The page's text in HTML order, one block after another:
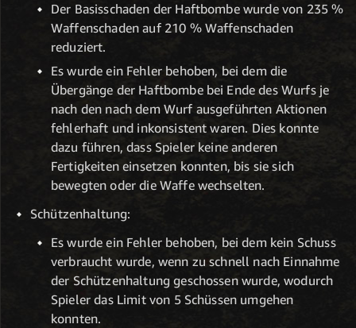
Der Basisschaden der Haftbombe wurde von 235 %
Waffenschaden auf 210 % Waffenschaden
reduziert.
Es wurde ein Fehler behoben, bei dem die
Übergänge der Haftbombe bei Ende des Wurfs je
nach den nach dem Wurf ausgeführten Aktionen
fehlerhaft und inkonsistent waren. Dies konnte
dazu führen, dass Spieler keine anderen
Fertigkeiten einsetzen konnten, bis sie sich
bewegten oder die Waffe wechselten.
Schützenhaltung:
Es wurde ein Fehler behoben, bei dem kein Schuss
verbraucht wurde, wenn zu schnell nach Einnahme
der Schützenhaltung geschossen wurde, wodurch
Spieler das Limit von 5 Schüssen umgehen
konnten.